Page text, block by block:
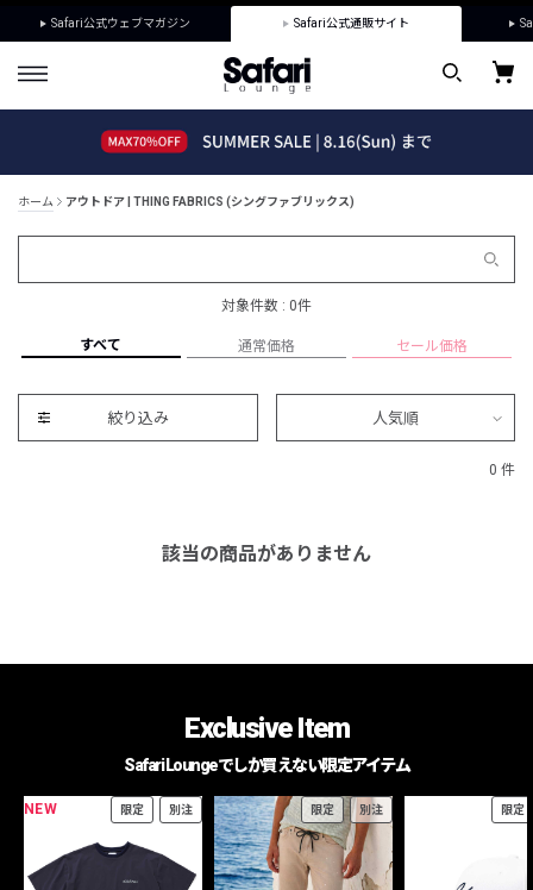
Safari公式ウェブマガジン Safari公式通販サイト
ホーム アウトドア | THING FABRICS (シングファブリックス)
対象件数 : 0件
すべて 通常価格 セール価格
絞り込み 人気順
0 件
該当の商品がありません
Exclusive Item
Safari Loungeでしか買えない限定アイテム
NEW 限定 別注 限定 別注 限定